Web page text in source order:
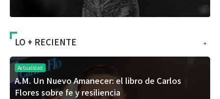
+
LO + RECIENTE
Actualidad
A.M. Un Nuevo Amanecer: el libro de Carlos
Flores sobre fe y resiliencia